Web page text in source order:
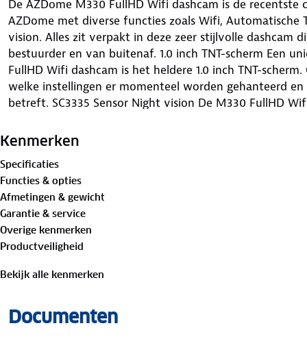
De AZDome M330 FullHD Wifi dashcam is de recentste
AZDome met diverse functies zoals Wifi, Automatische
vision. Alles zit verpakt in deze zeer stijlvolle dashcam
bestuurder en van buitenaf. 1.0 inch TNT-scherm Een
FullHD Wifi dashcam is het heldere 1.0 inch TNT-
welke instellingen er momenteel worden gehanteerd
betreft. SC3335 Sensor Night vision De M330 FullHD
SC3335 sensor in deze dashcam garandeert
deze dashcam is uitgerust met Wifi kunnen alle beelden
smartphone. De Wifi heeft een bereik van zo’n 10
voor iOS (Apple) en Android telefoons en tablets. Via
bekeken en gedownload zodat de SD kaart niet meer
worden. Automatische Time Lapse parkeerstand Deze
automatische Time Lapse parkeerstand functie om de
staat. In deze Time Lapse modus neemt de camera
als video afgespeeld. Dit heeft een kenmerkend
een zeer lange tijd worden opgenomen zonder dat de
Kenmerken
Specificaties
Functies & opties
Afmetingen & gewicht
Garantie & service
Overige kenmerken
Productveiligheid
Bekijk alle kenmerken
Documenten